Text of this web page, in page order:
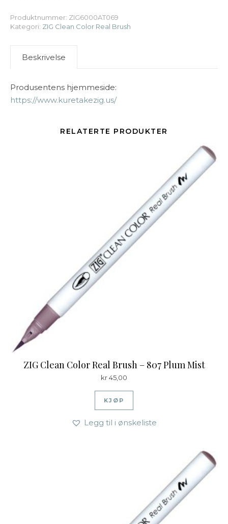
Produktnummer: ZIG6000AT069
Kategori: ZIG Clean Color Real Brush
Beskrivelse
Produsentens hjemmeside:
https://www.kuretakezig.us/
RELATERTE PRODUKTER
ZIG Clean Color Real Brush – 807 Plum Mist
kr45,00
KJØP
Legg til i ønskeliste